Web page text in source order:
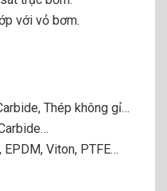
với vỏ bơm.
Thép không gỉ…
EPDM, Viton, PTFE…